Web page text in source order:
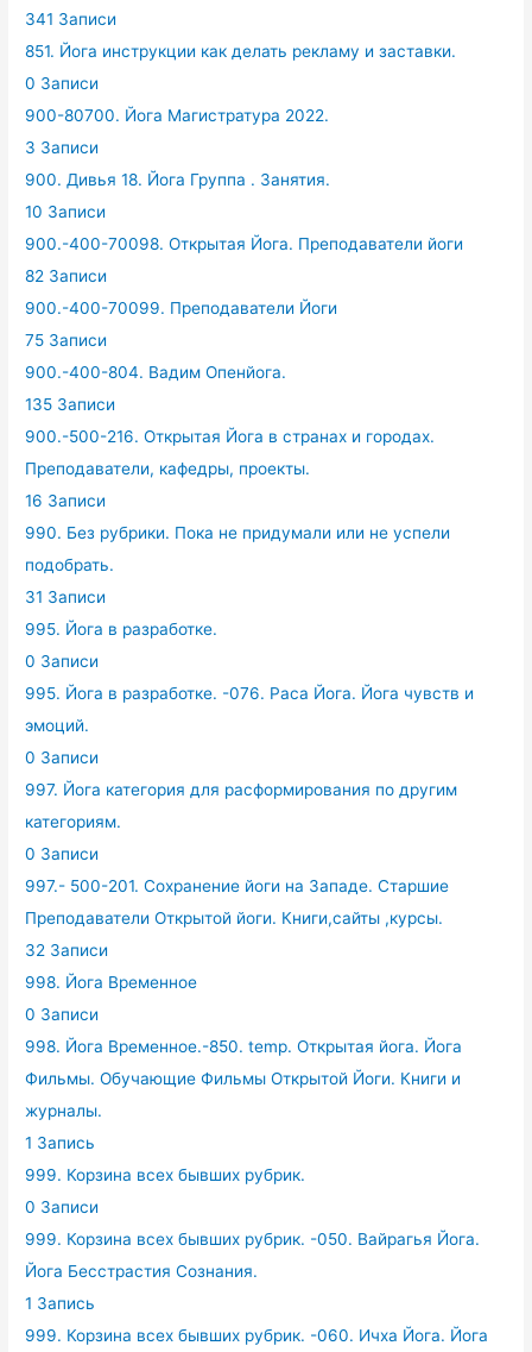
341 Записи
851. Йога инструкции как делать рекламу и заставки.
0 Записи
900-80700. Йога Магистратура 2022.
3 Записи
900. Дивья 18. Йога Группа . Занятия.
10 Записи
900.-400-70098. Открытая Йога. Преподаватели йоги
82 Записи
900.-400-70099. Преподаватели Йоги
75 Записи
900.-400-804. Вадим Опенйога.
135 Записи
900.-500-216. Открытая Йога в странах и городах.
Преподаватели, кафедры, проекты.
16 Записи
990. Без рубрики. Пока не придумали или не успели
подобрать.
31 Записи
995. Йога в разработке.
0 Записи
995. Йога в разработке. -076. Раса Йога. Йога чувств и
эмоций.
0 Записи
997. Йога категория для расформирования по другим
категориям.
0 Записи
997.- 500-201. Сохранение йоги на Западе. Старшие
Преподаватели Открытой йоги. Книги,сайты ,курсы.
32 Записи
998. Йога Временное
0 Записи
998. Йога Временное.-850. temp. Открытая йога. Йога
Фильмы. Обучающие Фильмы Открытой Йоги. Книги и
журналы.
1 Запись
999. Корзина всех бывших рубрик.
0 Записи
999. Корзина всех бывших рубрик. -050. Вайрагья Йога.
Йога Бесстрастия Сознания.
1 Запись
999. Корзина всех бывших рубрик. -060. Ичха Йога. Йога